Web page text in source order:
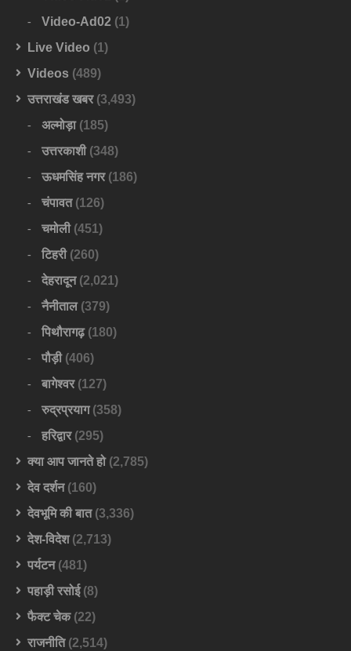
Video-Ad02 (1)
Live Video (1)
Videos (489)
उत्तराखंड खबर(3,493)
अल्मोड़ा(185)
उत्तरकाशी(348)
ऊधमसिंह नगर(186)
चंपावत(126)
चमोली(451)
टिहरी(260)
देहरादून(2,021)
नैनीताल(379)
पिथौरागढ़(180)
पौड़ी(406)
बागेश्वर(127)
रुद्रप्रयाग(358)
हरिद्वार(295)
क्या आप जानते हो(2,785)
देव दर्शन(160)
देवभूमि की बात(3,336)
देश-विदेश(2,713)
पर्यटन(481)
पहाड़ी रसोई(8)
फैक्ट चेक(22)
राजनीति(2,514)